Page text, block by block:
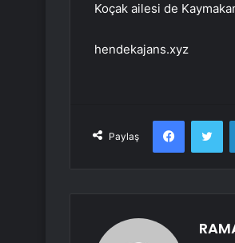
Koçak ailesi de
hendekajans.xyz
Paylaş
Facebook